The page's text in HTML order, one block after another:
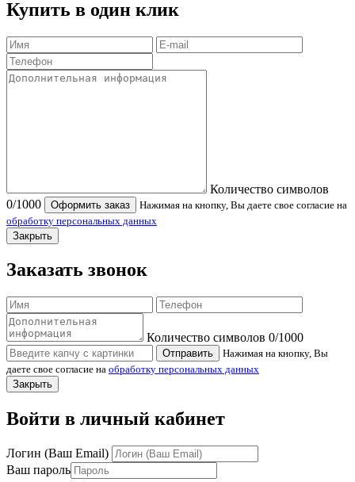
Купить в один клик
Количество символов
0/1000 Оформить заказ
Нажимая на кнопку, Вы даете свое согласие на
обработку персональных данных
Закрыть
Заказать звонок
Количество символов 0/1000
Отправить
Нажимая на кнопку, Вы
даете свое согласие на обработку персональных данных
Закрыть
Войти в личный кабинет
Логин (Ваш Email)
Ваш пароль